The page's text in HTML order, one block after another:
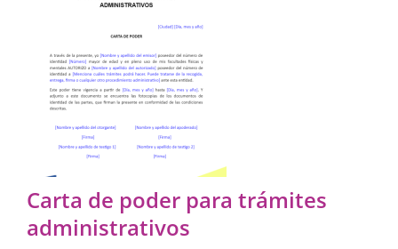
Carta de poder para trámites
administrativos